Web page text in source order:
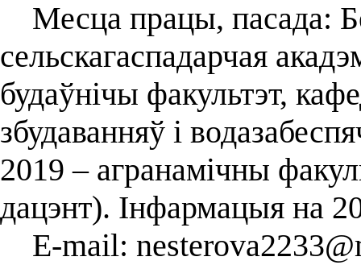
Месца працы, пасада:
сельскагаспадарчая
будаўнічы факультэт,
збудаванняў і
2019 – агранамічны
дацэнт). Інфармацыя на
E-mail: